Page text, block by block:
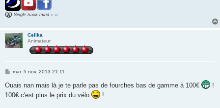
Single track mind ♪ ♫
Celika
Animateur
M
s
a
mar. 5 nov. 2013 21:11
Ouais nan mais là je te parle pas de fourches bas de gamme à 100€
!
100€ c'est plus le prix du vélo
!